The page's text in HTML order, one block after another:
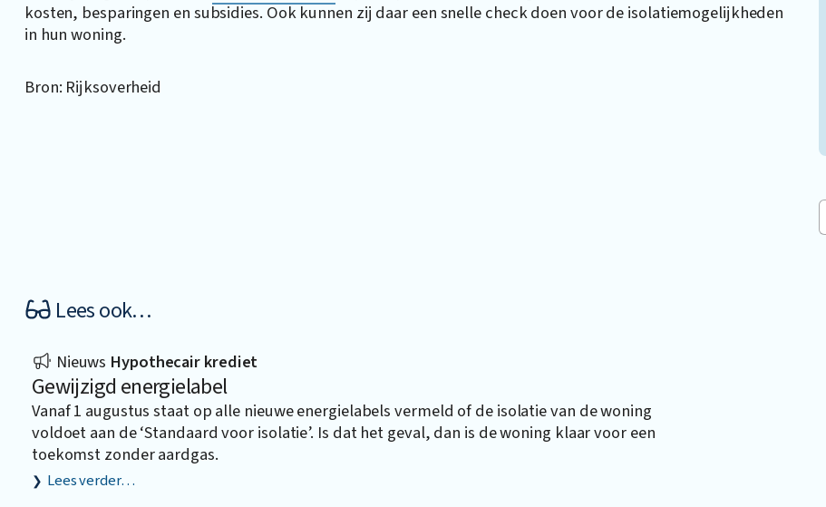
kosten, besparingen en subsidies. Ook kunnen zij daar een snelle check doen voor de isolatiemogelijkheden
in hun woning.
Bron: Rijksoverheid
Lees ook…
Nieuws Hypothecair krediet
Gewijzigd energielabel
Vanaf 1 augustus staat op alle nieuwe energielabels vermeld of de isolatie van de woning
voldoet aan de ‘Standaard voor isolatie’. Is dat het geval, dan is de woning klaar voor een
toekomst zonder aardgas.
Lees verder…